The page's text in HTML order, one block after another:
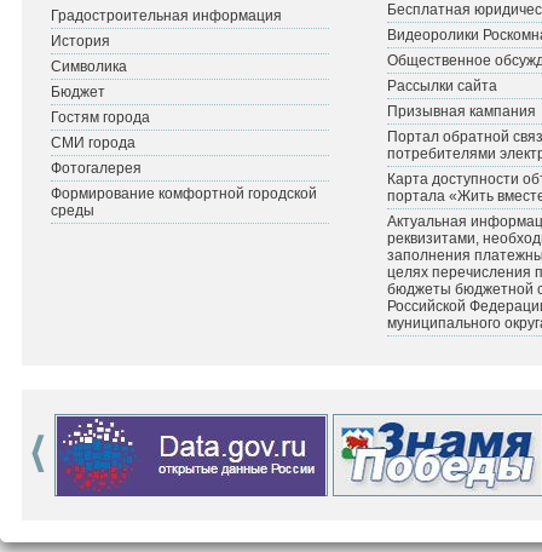
Градостроительная информация
История
Символика
Бюджет
Гостям города
СМИ города
Фотогалерея
Формирование комфортной городской
среды
Бесплатная
Видеоролики
Общественное
Рассылки сайта
Призывная кампания
Портал обратной
потребителями
Карта доступности
портала «Жить
Актуальная
реквизитами,
заполнения
целях перечисления
бюджеты бюджетной
Российской
муниципального